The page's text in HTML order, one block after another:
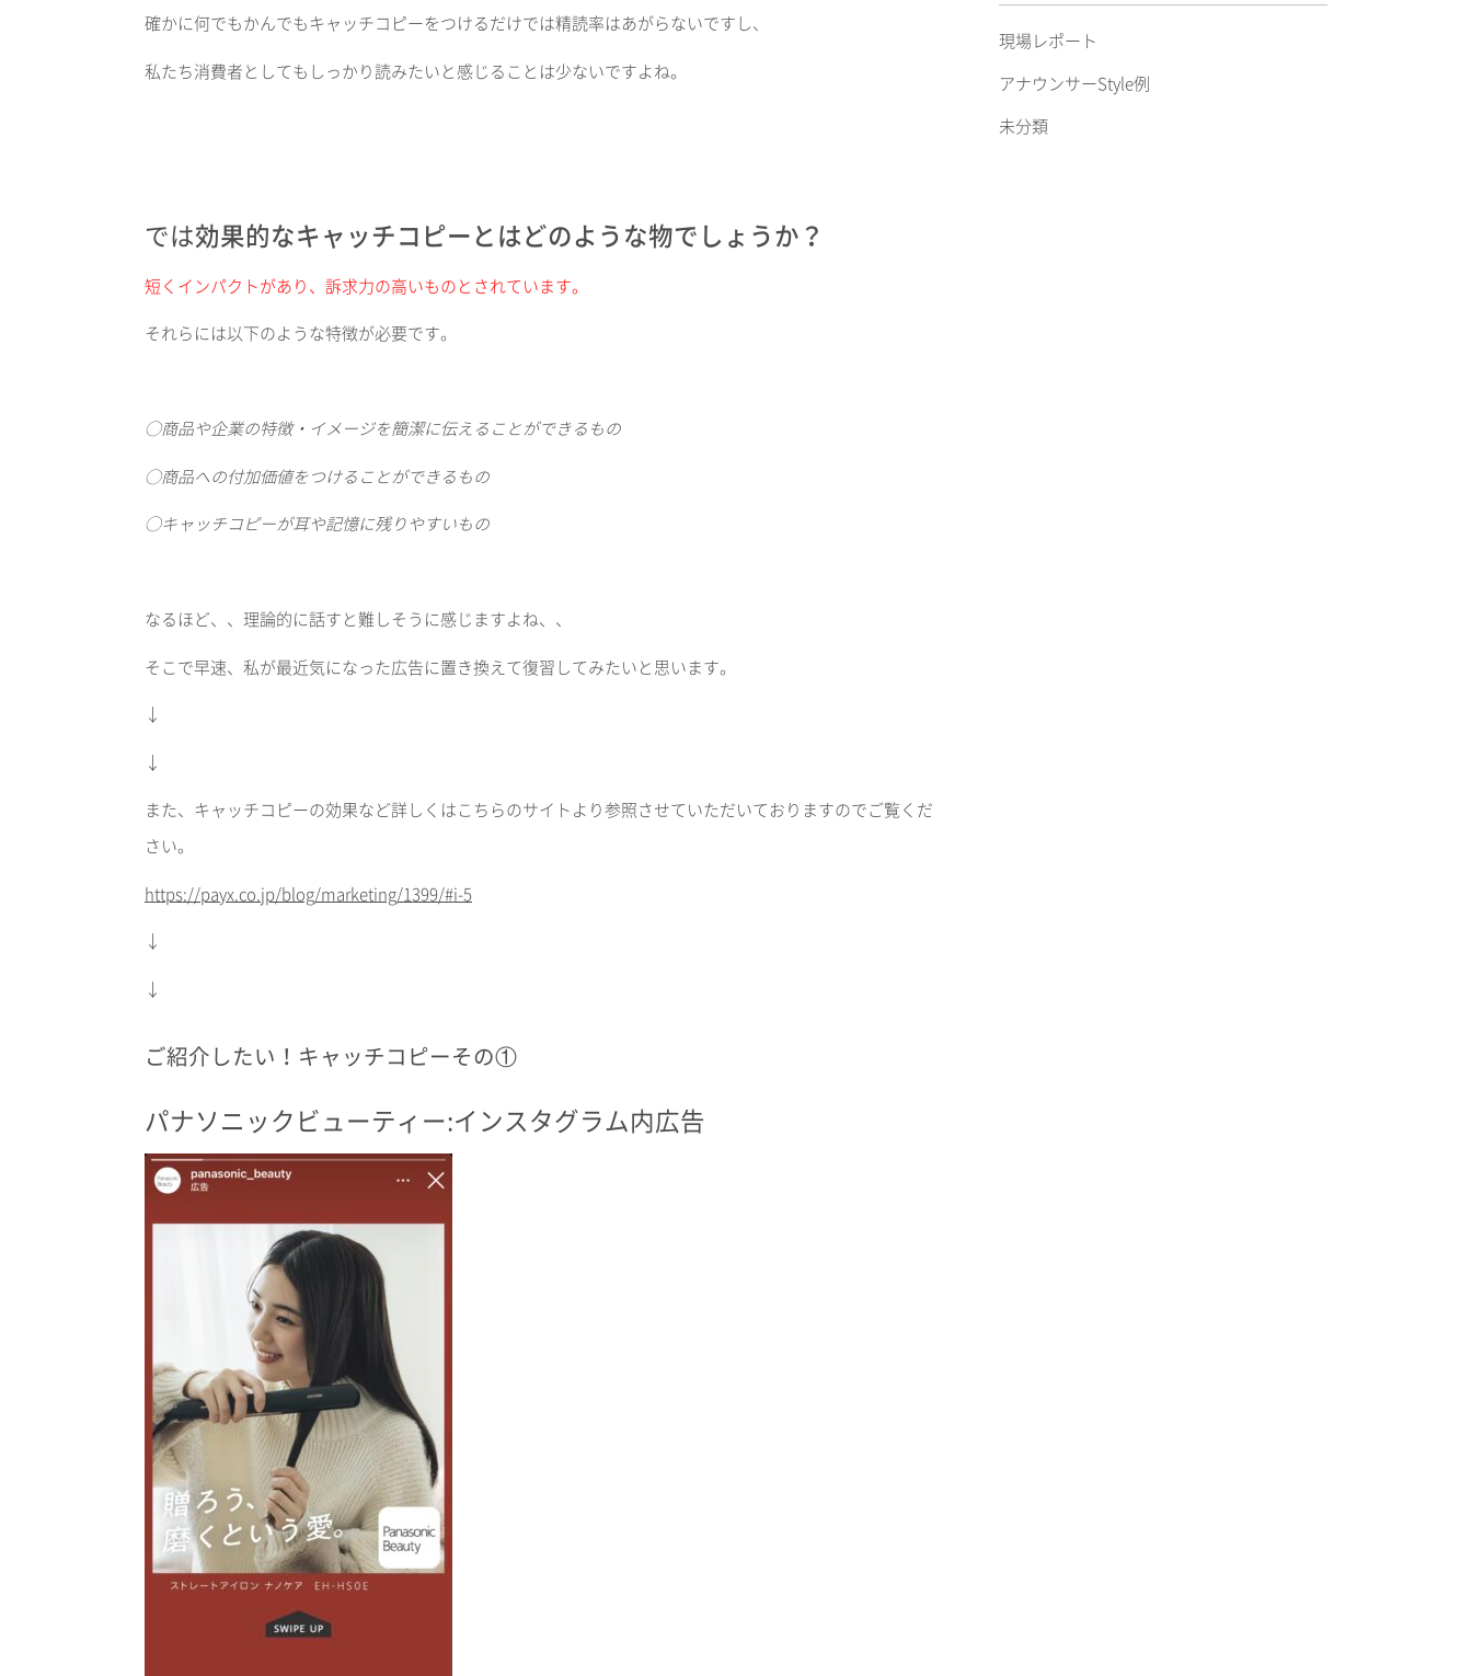
確かに何でもかんでもキャッチコピーをつけるだけでは精読率はあがらないですし、
私たち消費者としてもしっかり読みたいと感じることは少ないですよね。
では効果的なキャッチコピーとはどのような物でしょうか？
短くインパクトがあり、訴求力の高いものとされています。
それらには以下のような特徴が必要です。
◯商品や企業の特徴・イメージを簡潔に伝えることができるもの
◯商品への付加価値をつけることができるもの
◯キャッチコピーが耳や記憶に残りやすいもの
なるほど、、理論的に話すと難しそうに感じますよね、、
そこで早速、私が最近気になった広告に置き換えて復習してみたいと思います。
↓
↓
また、キャッチコピーの効果など詳しくはこちらのサイトより参照させていただいておりますのでご覧くだ
さい。
https://payx.co.jp/blog/marketing/1399/#i-5
↓
↓
ご紹介したい！キャッチコピーその①
パナソニックビューティー:インスタグラム内広告
現場レポート
アナウンサーStyle例
未分類